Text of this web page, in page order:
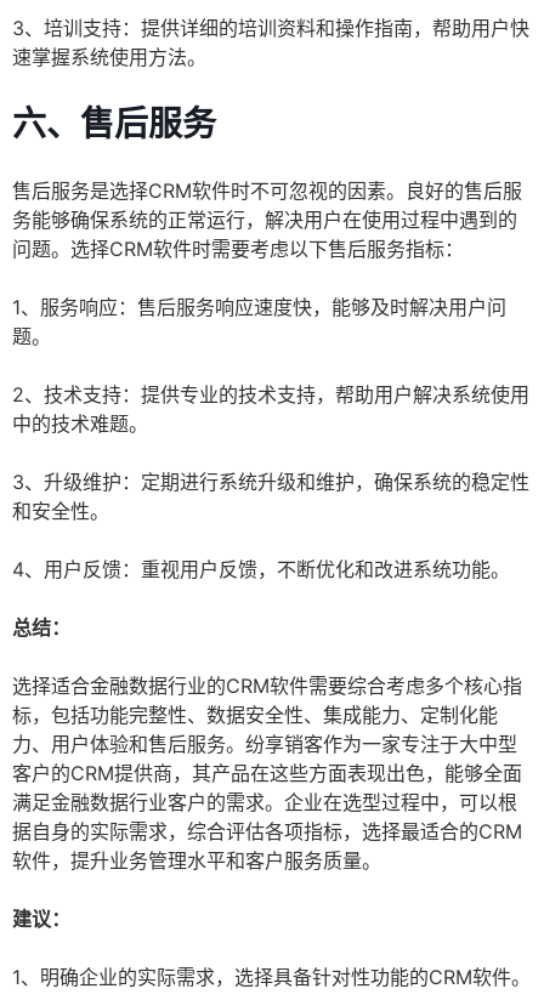
3、培训支持：提供详细的培训资料和操作指南，帮助用户快
速掌握系统使用方法。
六、售后服务
售后服务是选择CRM软件时不可忽视的因素。良好的售后服
务能够确保系统的正常运行，解决用户在使用过程中遇到的
问题。选择CRM软件时需要考虑以下售后服务指标：
1、服务响应：售后服务响应速度快，能够及时解决用户问
题。
2、技术支持：提供专业的技术支持，帮助用户解决系统使用
中的技术难题。
3、升级维护：定期进行系统升级和维护，确保系统的稳定性
和安全性。
4、用户反馈：重视用户反馈，不断优化和改进系统功能。
总结：
选择适合金融数据行业的CRM软件需要综合考虑多个核心指
标，包括功能完整性、数据安全性、集成能力、定制化能
力、用户体验和售后服务。纷享销客作为一家专注于大中型
客户的CRM提供商，其产品在这些方面表现出色，能够全面
满足金融数据行业客户的需求。企业在选型过程中，可以根
据自身的实际需求，综合评估各项指标，选择最适合的CRM
软件，提升业务管理水平和客户服务质量。
建议：
1、明确企业的实际需求，选择具备针对性功能的CRM软件。